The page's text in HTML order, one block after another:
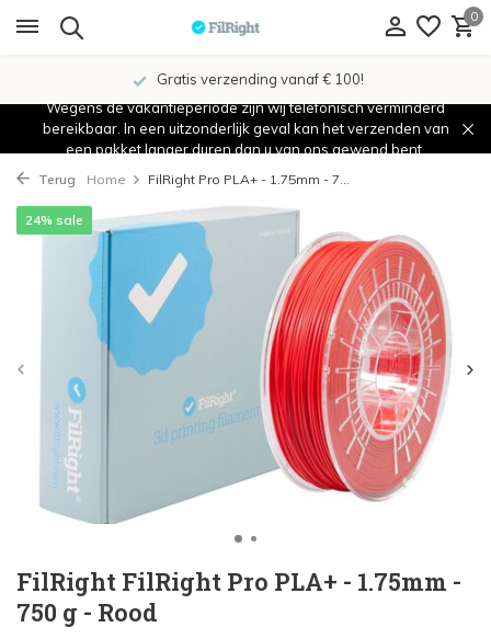
0
Gratis verzending vanaf € 100!
Wegens de vakantieperiode zijn wij telefonisch verminderd
bereikbaar. In een uitzonderlijk geval kan het verzenden van
een pakket langer duren dan u van ons gewend bent.
Terug Home FilRight Pro PLA+ - 1.75mm - 7...
FilRight FilRight Pro PLA+ - 1.75mm -
750 g - Rood
24% sale